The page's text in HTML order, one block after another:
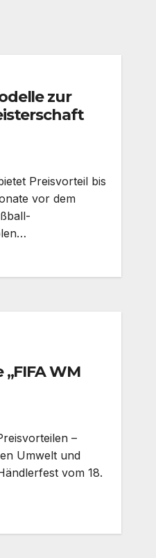
zur
Preisvorteil bis
vor dem
WM
–
Umwelt und
vom 18.